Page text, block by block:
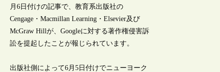
月6日付けの記事で、教育系出版社の
Cengage・Macmillan Learning・Elsevier及び
McGraw Hillが、Googleに対する著作権侵害訴
訟を提起したことが報じられています。
出版社側によって6月5日付けでニューヨーク